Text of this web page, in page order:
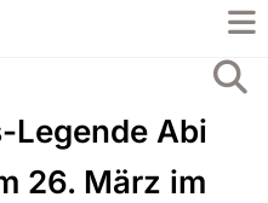
Legende Abi
26. März im